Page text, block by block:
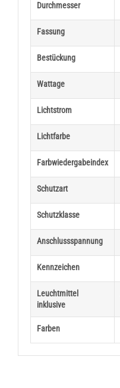
Durchmesser
Fassung
Bestückung
Wattage
Lichtstrom
Lichtfarbe
Farbwiedergabeindex
Schutzart
Schutzklasse
Anschlussspannung
Kennzeichen
Leuchtmittel
inklusive
Farben